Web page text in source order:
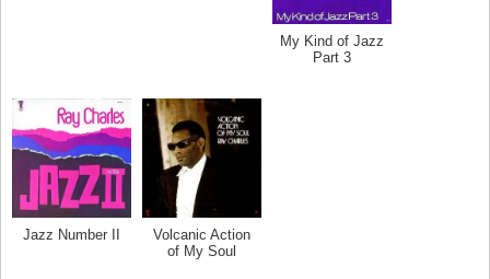
My Kind of Jazz
Part 3
Jazz Number II
Volcanic Action
of My Soul